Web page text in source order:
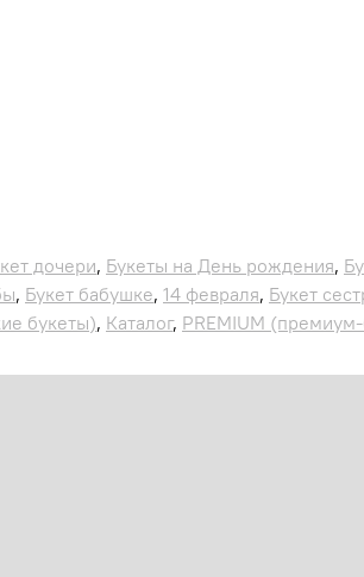
дочери, Букеты на День рождения,
, Букет бабушке, 14 февраля, Букет
букеты), Каталог, PREMIUM